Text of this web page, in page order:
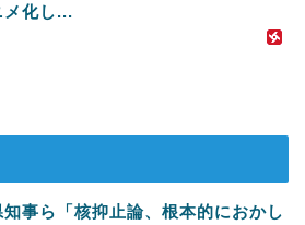
メ化し...
知事ら「核抑止論、根本的におかし